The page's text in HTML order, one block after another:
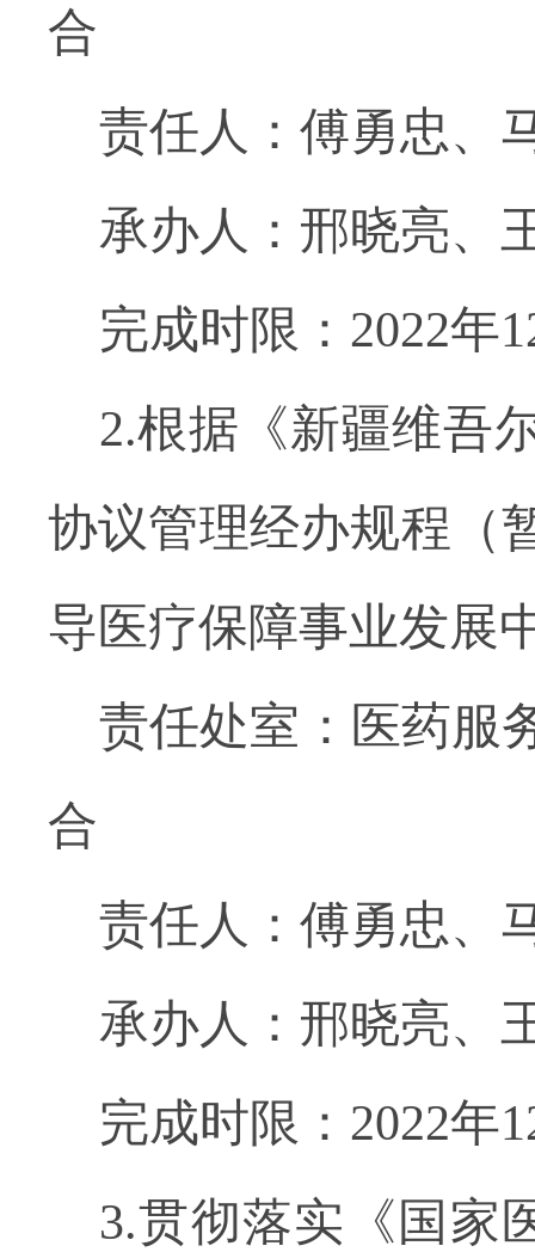
合
责任人：傅勇忠、
承办人：邢晓亮、
完成时限：2022年
2.根据《新疆维吾
协议管理经办规程（
导医疗保障事业发展
责任处室：医药服
合
责任人：傅勇忠、
承办人：邢晓亮、
完成时限：2022年
3.贯彻落实《国家